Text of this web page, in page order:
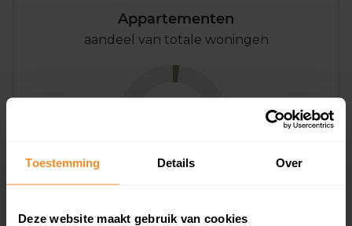
Toestemming Details Over
Deze website maakt gebruik van cookies
Appartementen
aandeel van totale woningen